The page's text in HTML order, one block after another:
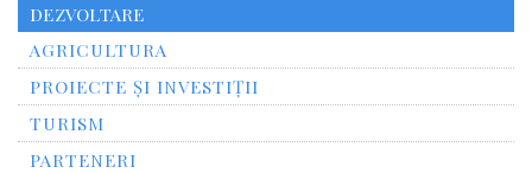
DEZVOLTARE
AGRICULTURA
PROIECTE ȘI INVESTIȚII
TURISM
PARTENERI